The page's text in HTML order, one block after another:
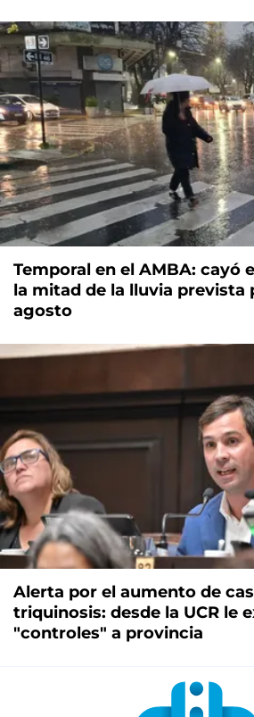
Temporal en el AMBA: cayó
la mitad de la lluvia prevista
agosto
Alerta por el aumento de
triquinosis: desde la UCR le
"controles" a provincia